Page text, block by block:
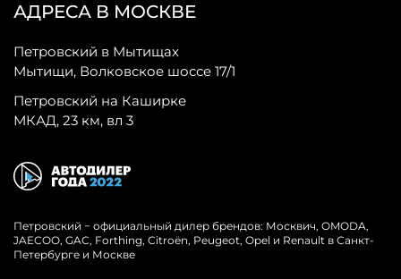
АДРЕСА В МОСКВЕ
Петровский в Мытищах
Мытищи, Волковское шоссе 17/1
Петровский на Каширке
МКАД, 23 км, вл 3
Петровский − официальный дилер брендов: Москвич, OMODA,
JAECOO, GAC, Forthing, Citroёn, Peugeot, Opel и Renault в Санкт-
Петербурге и Москве